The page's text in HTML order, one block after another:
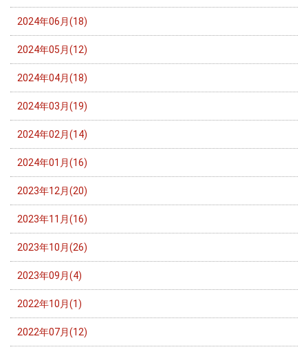
2024年06月(18)
2024年05月(12)
2024年04月(18)
2024年03月(19)
2024年02月(14)
2024年01月(16)
2023年12月(20)
2023年11月(16)
2023年10月(26)
2023年09月(4)
2022年10月(1)
2022年07月(12)